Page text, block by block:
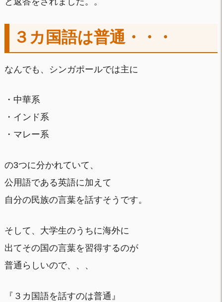
３カ国語は普通・・・
なんでも、シンガポールでは主に
・中華系
・インド系
・マレー系
の3つに分かれていて、
公用語である英語に加えて
自分の民族の言葉を話すそうです。
そして、大学生のうちに海外に
出てその国の言葉を習得するのが
普通らしいので、、、
『３カ国語を話すのは普通』